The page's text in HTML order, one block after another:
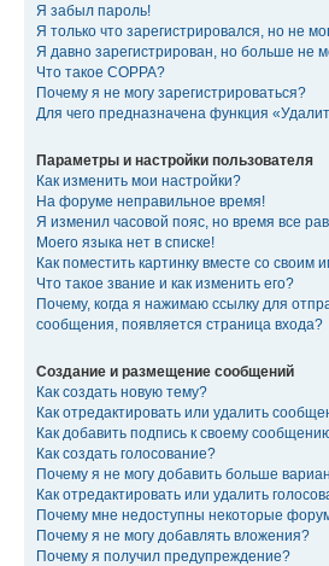
Я забыл пароль!
Я только что зарегистрировался, но не
Я давно зарегистрирован, но больше не
Что такое COPPA?
Почему я не могу зарегистрироваться?
Для чего предназначена функция
Параметры и настройки пользователя
Как изменить мои настройки?
На форуме неправильное время!
Я изменил часовой пояс, но время все
Моего языка нет в списке!
Как поместить картинку вместе со своим
Что такое звание и как изменить его?
Почему, когда я нажимаю ссылку для
сообщения, появляется страница входа?
Создание и размещение сообщений
Как создать новую тему?
Как отредактировать или удалить
Как добавить подпись к своему
Как создать голосование?
Почему я не могу добавить больше
Как отредактировать или удалить
Почему мне недоступны некоторые
Почему я не могу добавлять вложения?
Почему я получил предупреждение?